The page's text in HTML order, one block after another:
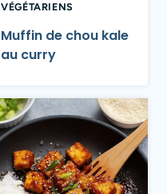
VÉGÉTARIENS
Muffin de chou kale
au curry